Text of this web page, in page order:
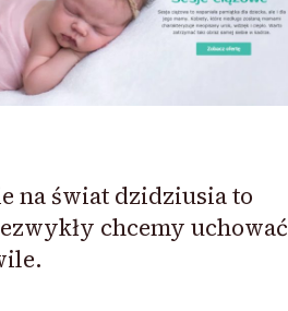
na świat dzidziusia to
chcemy uchować